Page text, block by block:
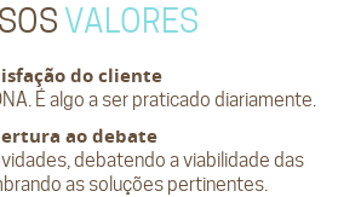
VALORES
do cliente
É algo a ser praticado diariamente.
ao debate
debatendo a viabilidade das
as soluções pertinentes.